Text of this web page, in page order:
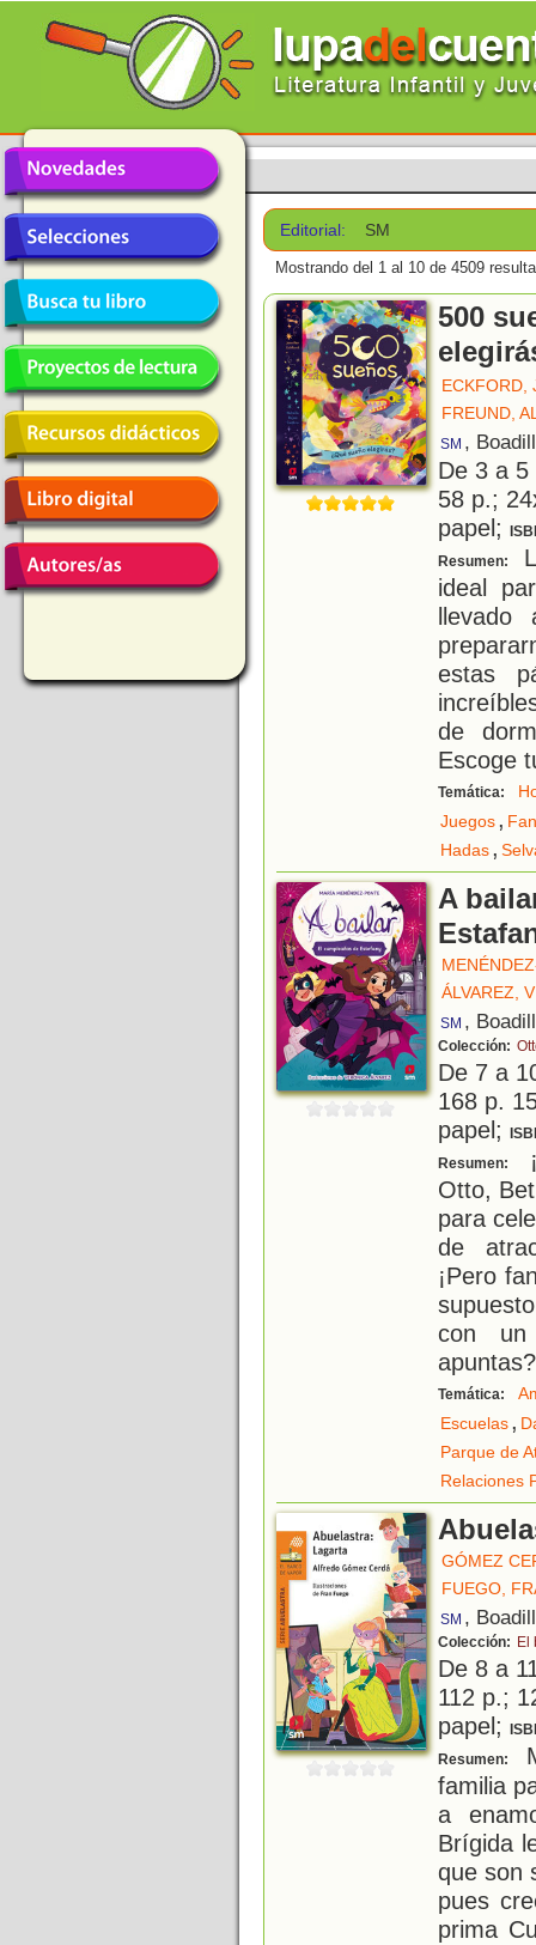
Editorial: SM
Mostrando del 1 al 10 de 4509
500
ECKFORD,
FREUND,
SM ,
De 3 a
58 p.;
papel;
Resumen:
ideal
estas
de
Escoge
Temática:
Juegos,
Hadas,
A
ÁLVAREZ,
SM ,
Colección:
De 7 a
168 p.
papel;
Resumen:
Otto,
para
de
¡Pero
con
apuntas?
Temática:
Escuelas,
Parque de
Relaciones
GÓMEZ
FUEGO,
SM ,
Colección: El
De 8 a
112 p.;
papel;
Resumen:
familia
a
Brígida
que son
pues
prima